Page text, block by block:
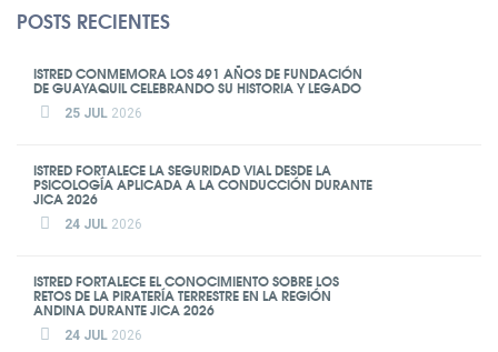
POSTS RECIENTES
ISTRED CONMEMORA LOS 491 AÑOS DE FUNDACIÓN
DE GUAYAQUIL CELEBRANDO SU HISTORIA Y LEGADO
25 JUL 2026
ISTRED FORTALECE LA SEGURIDAD VIAL DESDE LA
PSICOLOGÍA APLICADA A LA CONDUCCIÓN DURANTE
JICA 2026
24 JUL 2026
ISTRED FORTALECE EL CONOCIMIENTO SOBRE LOS
RETOS DE LA PIRATERÍA TERRESTRE EN LA REGIÓN
ANDINA DURANTE JICA 2026
24 JUL 2026